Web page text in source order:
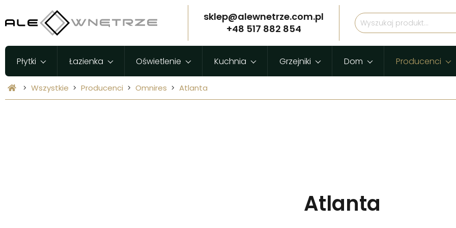
sklep@alewnetrze.com.pl
+48 517 882 854
Płytki Łazienka Oświetlenie Kuchnia Grzejniki Dom Producenci
Wszystkie Producenci Omnires Atlanta
Atlanta